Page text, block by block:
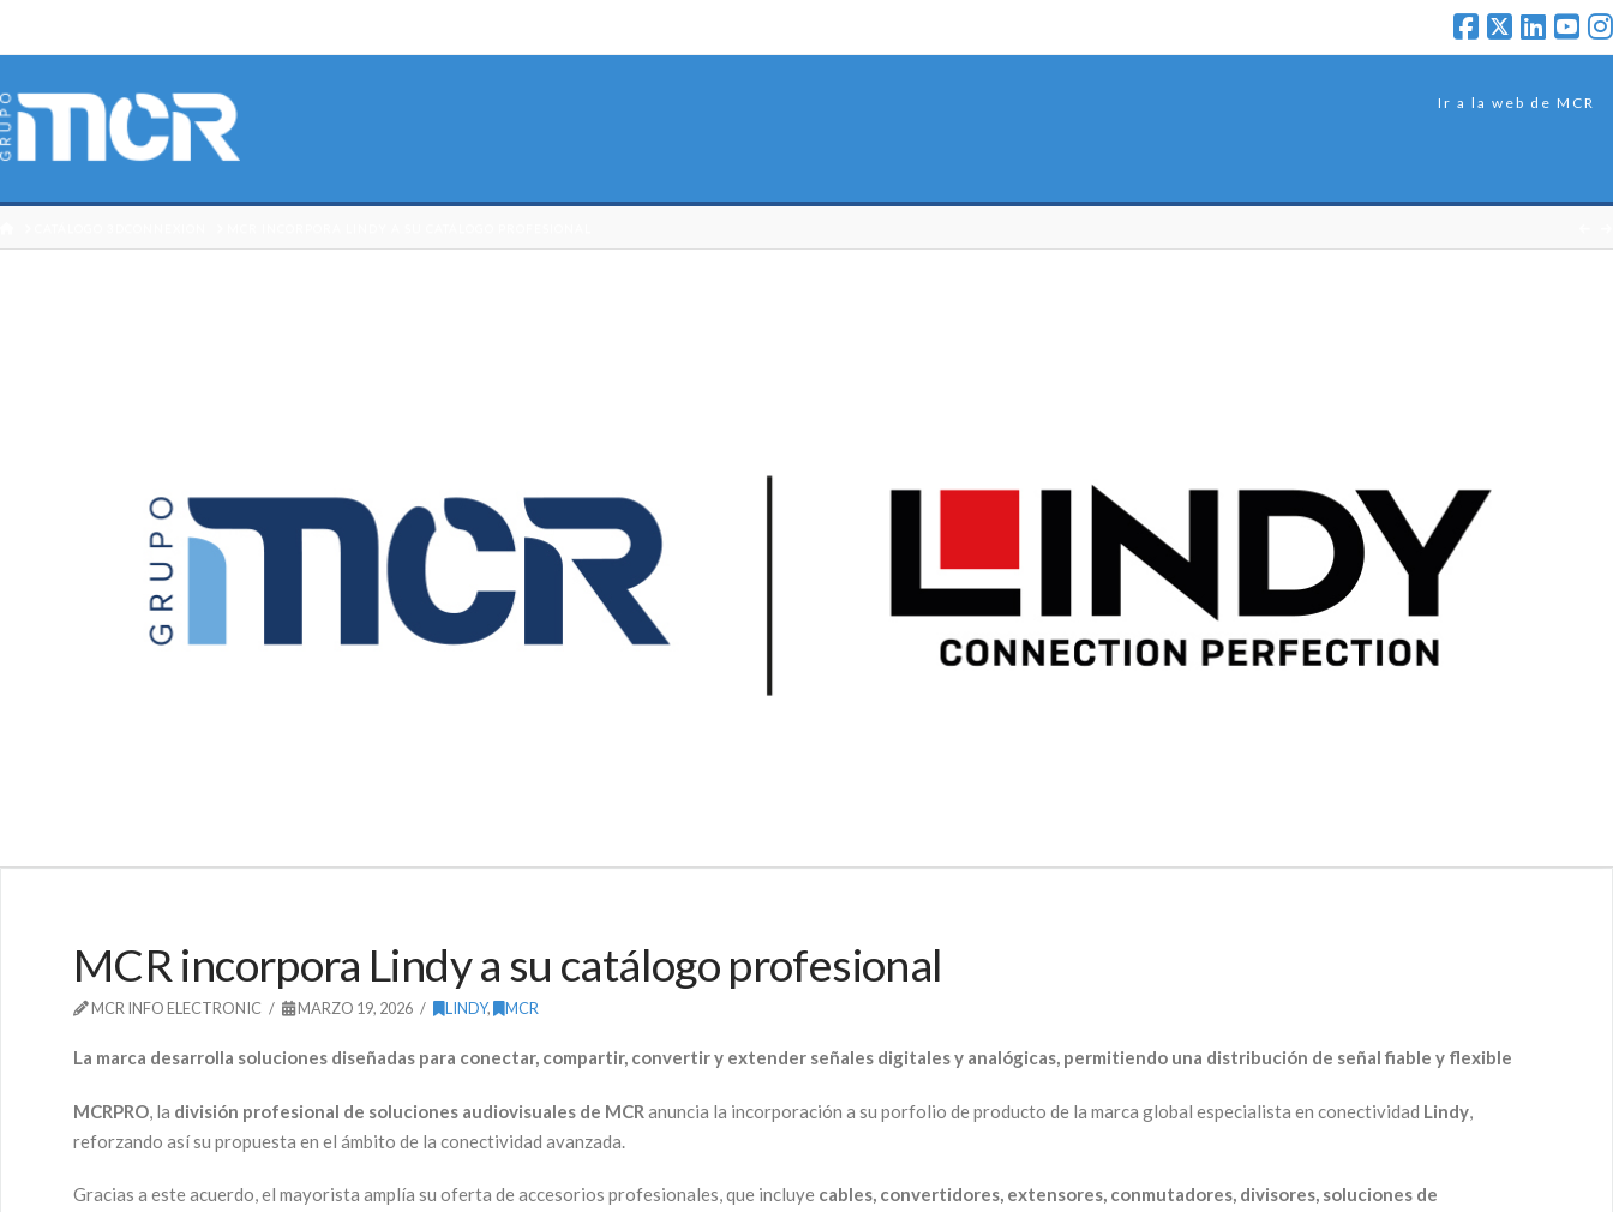
Ir a la web de MCR
MCR incorpora Lindy a su catálogo profesional
MCR INFO ELECTRONIC MARZO 19, 2026 LINDY, MCR
La marca desarrolla soluciones diseñadas para conectar, compartir, convertir y extender señales digitales y analógicas, permitiendo una distribución de señal fiable y flexible
MCRPRO, la división profesional de soluciones audiovisuales de MCR anuncia la incorporación a su porfolio de producto de la marca global especialista en conectividad Lindy,
reforzando así su propuesta en el ámbito de la conectividad avanzada.
Gracias a este acuerdo, el mayorista amplía su oferta de accesorios profesionales, que incluye cables, convertidores, extensores, conmutadores, divisores, soluciones de